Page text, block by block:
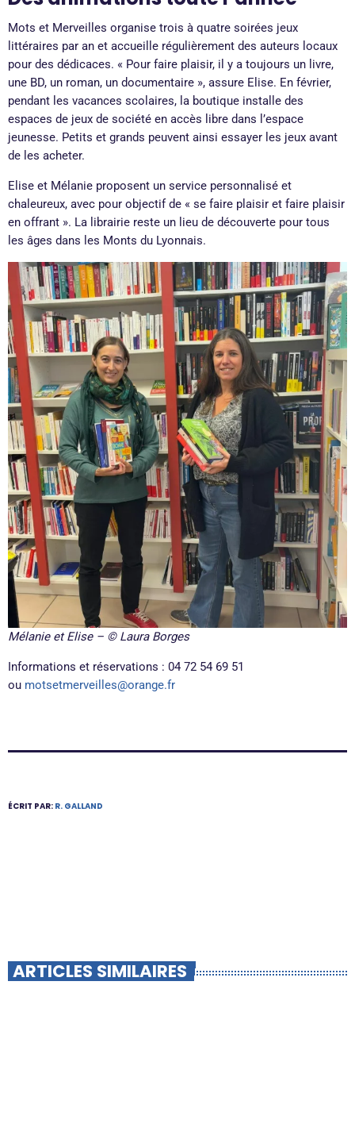
Mots et Merveilles organise trois à quatre soirées jeux
littéraires par an et accueille régulièrement des auteurs locaux
pour des dédicaces. « Pour faire plaisir, il y a toujours un livre,
une BD, un roman, un documentaire », assure Elise. En février,
pendant les vacances scolaires, la boutique installe des
espaces de jeux de société en accès libre dans l’espace
jeunesse. Petits et grands peuvent ainsi essayer les jeux avant
de les acheter.
Elise et Mélanie proposent un service personnalisé et
chaleureux, avec pour objectif de « se faire plaisir et faire plaisir
en offrant ». La librairie reste un lieu de découverte pour tous
les âges dans les Monts du Lyonnais.
Mélanie et Elise – © Laura Borges
Informations et réservations : 04 72 54 69 51
ou motsetmerveilles@orange.fr
ÉCRIT PAR: R. GALLAND
ARTICLES SIMILAIRES